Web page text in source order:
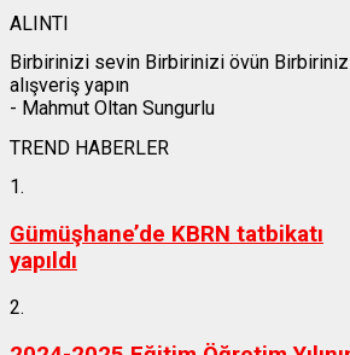
ALINTI
Birbirinizi sevin Birbirinizi övün
alışveriş yapın
- Mahmut Oltan Sungurlu
TREND HABERLER
1.
Gümüşhane’de KBRN tatbikatı
yapıldı
2.